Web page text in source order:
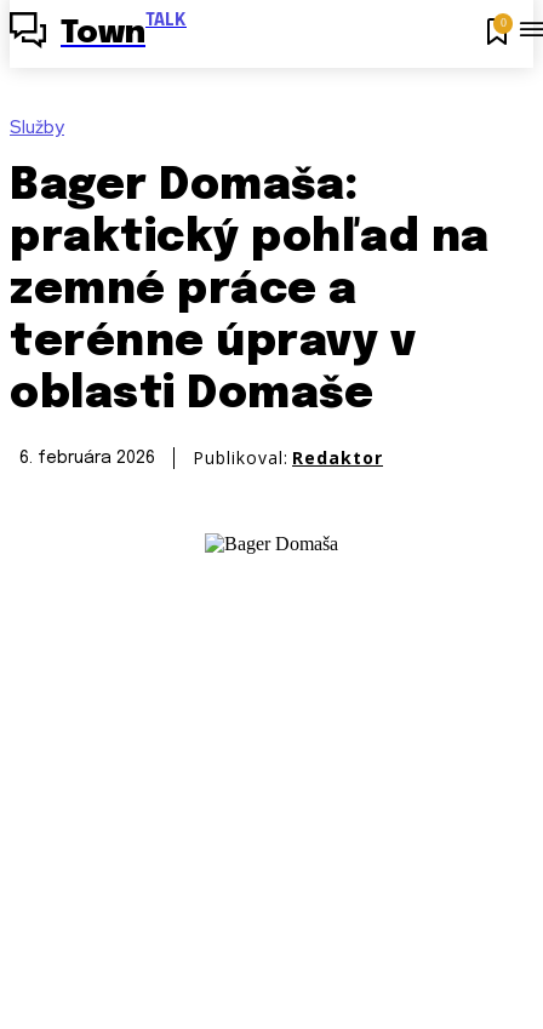
Town TALK 0
Služby
Bager Domaša:
praktický pohľad na
zemné práce a
terénne úpravy v
oblasti Domaše
6. februára 2026 Publikoval: Redaktor